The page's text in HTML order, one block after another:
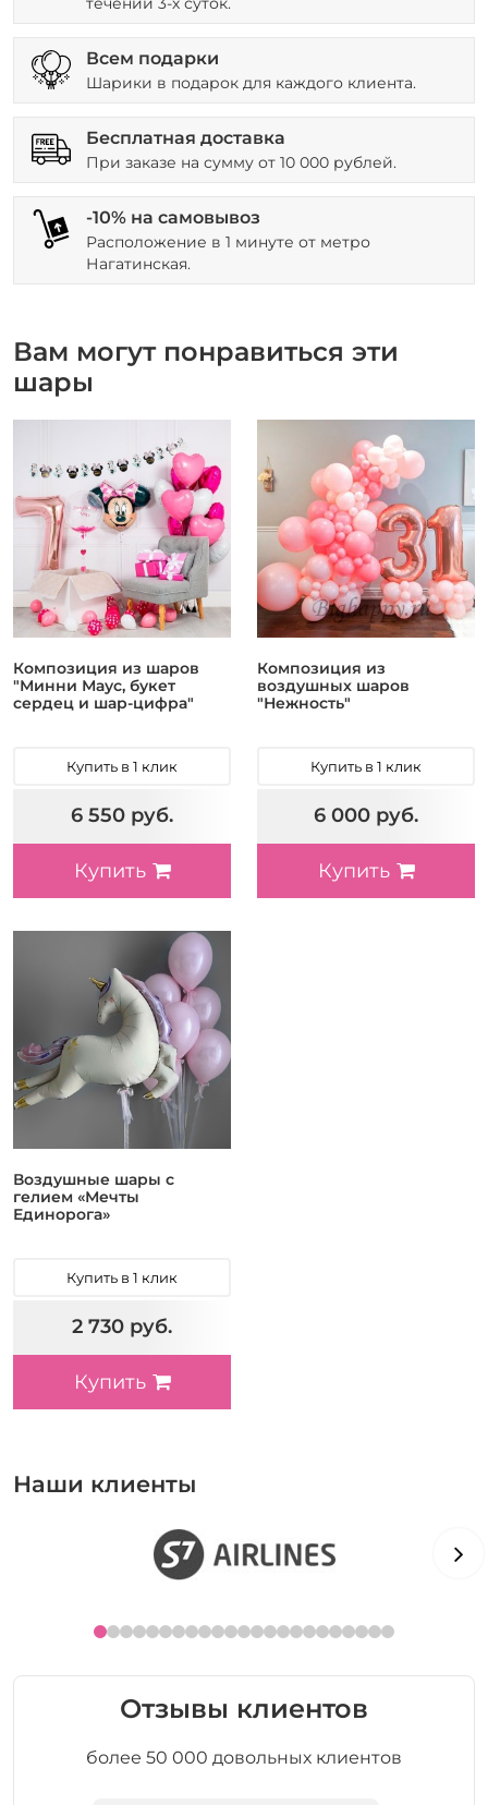
Всем подарки
Шарики в подарок для каждого клиента.
Бесплатная доставка
При заказе на сумму от 10 000 рублей.
-10% на самовывоз
Расположение в 1 минуте от метро
Нагатинская.
Вам могут понравиться эти
шары
Композиция из шаров
"Минни Маус, букет
сердец и шар-цифра"
Купить в 1 клик
6 550 руб.
Купить
Композиция из
воздушных шаров
"Нежность"
Купить в 1 клик
6 000 руб.
Купить
Воздушные шары с
гелием «Мечты
Единорога»
Купить в 1 клик
2 730 руб.
Купить
Наши клиенты
Отзывы клиентов
более 50 000 довольных клиентов